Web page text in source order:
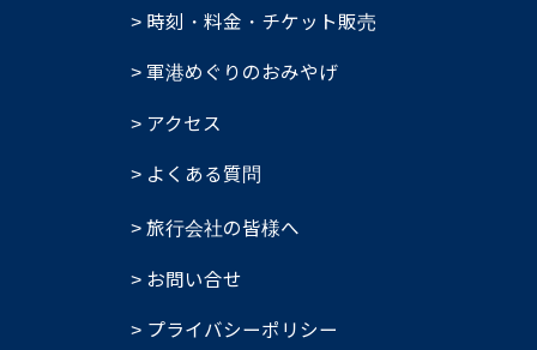
時刻・料金・チケット販売
軍港めぐりのおみやげ
アクセス
よくある質問
旅行会社の皆様へ
お問い合せ
プライバシーポリシー